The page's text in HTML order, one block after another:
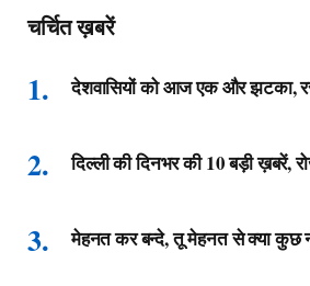
चर्चित ख़बरें
देशवासियों को आज एक और झटका,
दिल्ली की दिनभर की 10 बड़ी ख़बरें,
मेहनत कर बन्दे, तू मेहनत से क्या कुछ